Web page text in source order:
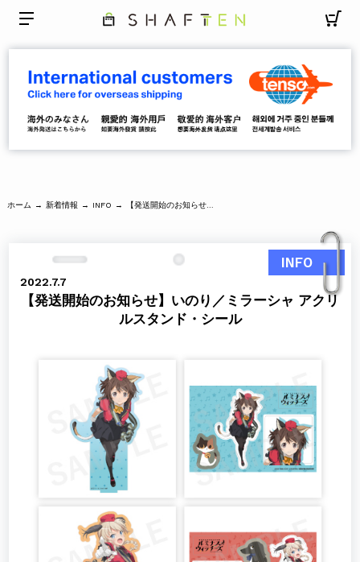
ホーム → 新着情報 → INFO → 【発送開始のお知らせ】いのり／ミラーシャ アクリルスタンド・シール
2022.7.7
【発送開始のお知らせ】いのり／ミラーシャ アクリ
ルスタンド・シール
INFO